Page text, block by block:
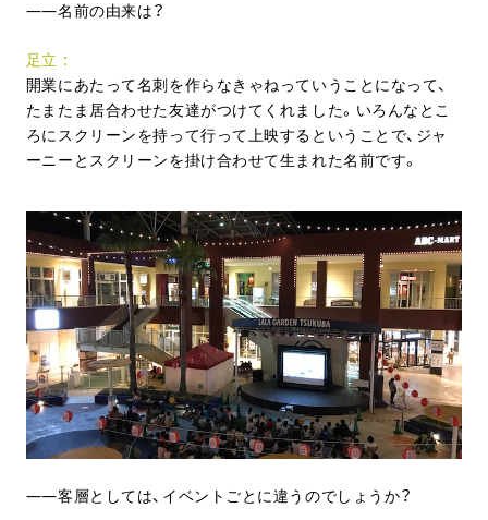
名前の由来は？
足立
開業にあたって名刺を作らなきゃねっていうことになって、
たまたま居合わせた友達がつけてくれました。いろんなとこ
ろにスクリーンを持って行って上映するということで、ジャ
ーニーとスクリーンを掛け合わせて生まれた名前です。
客層としては、イベントごとに違うのでしょうか？